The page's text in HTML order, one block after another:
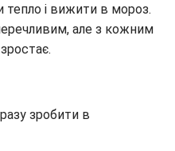
тепло і вижити в мороз.
але з кожним
зробити в